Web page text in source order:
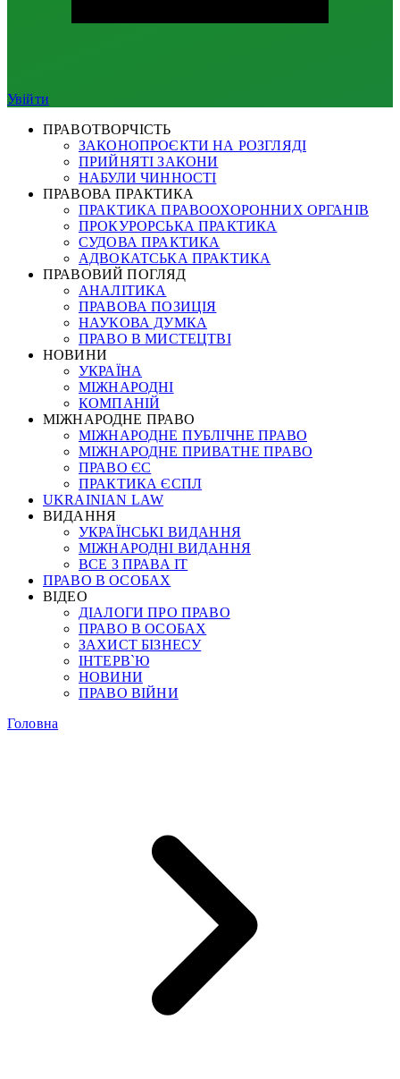
Увійти
ПРАВОТВОРЧІСТЬ
ЗАКОНОПРОЄКТИ НА РОЗГЛЯДІ
ПРИЙНЯТІ ЗАКОНИ
НАБУЛИ ЧИННОСТІ
ПРАВОВА ПРАКТИКА
ПРАКТИКА ПРАВООХОРОННИХ ОРГАНІВ
ПРОКУРОРСЬКА ПРАКТИКА
СУДОВА ПРАКТИКА
АДВОКАТСЬКА ПРАКТИКА
ПРАВОВИЙ ПОГЛЯД
АНАЛІТИКА
ПРАВОВА ПОЗИЦІЯ
НАУКОВА ДУМКА
ПРАВО В МИСТЕЦТВІ
НОВИНИ
УКРАЇНА
МІЖНАРОДНІ
КОМПАНІЙ
МІЖНАРОДНЕ ПРАВО
МІЖНАРОДНЕ ПУБЛІЧНЕ ПРАВО
МІЖНАРОДНЕ ПРИВАТНЕ ПРАВО
ПРАВО ЄС
ПРАКТИКА ЄСПЛ
UKRAINIAN LAW
ВИДАННЯ
УКРАЇНСЬКІ ВИДАННЯ
МІЖНАРОДНІ ВИДАННЯ
ВСЕ З ПРАВА ІТ
ПРАВО В ОСОБАХ
ВІДЕО
ДІАЛОГИ ПРО ПРАВО
ПРАВО В ОСОБАХ
ЗАХИСТ БІЗНЕСУ
ІНТЕРВ`Ю
НОВИНИ
ПРАВО ВІЙНИ
Головна